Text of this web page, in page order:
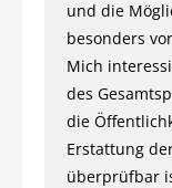
und die
besonders
Mich
des
die
Erstattung
überprüfbar